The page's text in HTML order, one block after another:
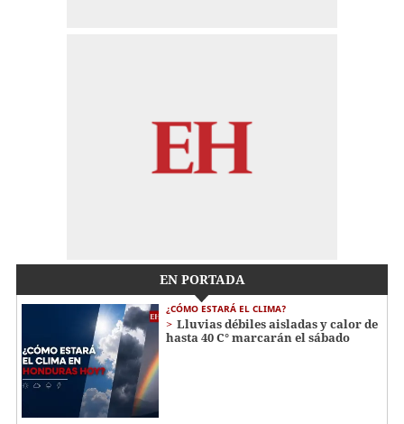
EN PORTADA
¿CÓMO ESTARÁ EL CLIMA?
Lluvias débiles aisladas y calor de
hasta 40 C° marcarán el sábado